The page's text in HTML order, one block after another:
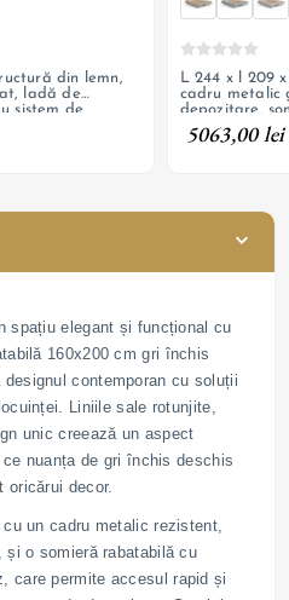
din lemn,
ladă de
sistem de
picioare
L 244 x l 209
cadru metalic
depozitare,
ridicare cu
cu înălțime de
5063,00 lei
spațiu elegant și funcțional cu
160x200 cm gri închis
designul contemporan cu soluții
Liniile sale rotunjite,
unic creează un aspect
nuanța de gri închis deschis
oricărui decor.
un cadru metalic rezistent,
și o somieră rabatabilă cu
care permite accesul rapid și